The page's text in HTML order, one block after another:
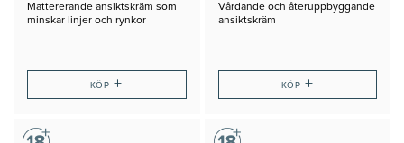
Mattererande ansiktskräm som
minskar linjer och rynkor
KÖP+
Vårdande och återuppbyggande
ansiktskräm
KÖP +